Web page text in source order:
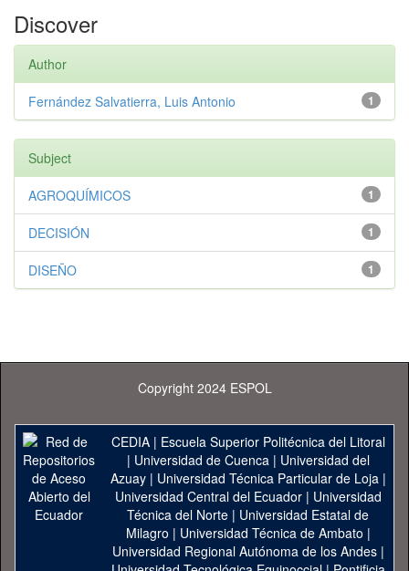
Discover
Author
1
Fernández Salvatierra, Luis Antonio
Subject
1
AGROQUÍMICOS
1
DECISIÓN
1
DISEÑO
Copyright 2024 ESPOL
CEDIA| Escuela Superior Politécnica del Litoral
| Universidad de Cuenca| Universidad del
Azuay| Universidad Técnica Particular de Loja|
Universidad Central del Ecuador| Universidad
Técnica del Norte | Universidad Estatal de
Milagro | Universidad Técnica de Ambato |
Universidad Regional Autónoma de los Andes|